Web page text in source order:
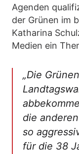
Agenden
der Grünen im
Katharina
Medien ein
„Die
die
so
für die 38